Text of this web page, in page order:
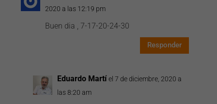
2020 a las 12:19 pm
Buen dia , 7-17-20-24-30
Responder
Eduardo Martí el 7 de diciembre, 2020 a
las 8:20 am